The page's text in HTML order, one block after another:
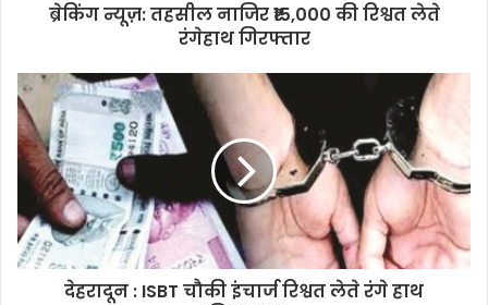
ब्रेकिंग न्यूज़: तहसील नाजिर ₹15,000 की रिश्वत लेते
रंगेहाथ गिरफ्तार
देहरादून : ISBT चौकी इंचार्ज रिश्वत लेते रंगे हाथ